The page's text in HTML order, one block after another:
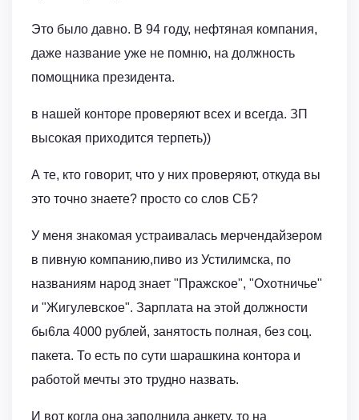
Это было давно. В 94 году, нефтяная компания,
даже название уже не помню, на должность
помощника президента.
в нашей конторе проверяют всех и всегда. ЗП
высокая приходится терпеть))
А те, кто говорит, что у них проверяют, откуда вы
это точно знаете? просто со слов СБ?
У меня знакомая устраивалась мерчендайзером
в пивную компанию,пиво из Устилимска, по
названиям народ знает "Пражское", "Охотничье"
и "Жигулевское". Зарплата на этой должности
бы6ла 4000 рублей, занятость полная, без соц.
пакета. То есть по сути шарашкина контора и
работой мечты это трудно назвать.
И вот когда она заполнила анкету, то на